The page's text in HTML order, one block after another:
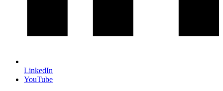
LinkedIn
YouTube